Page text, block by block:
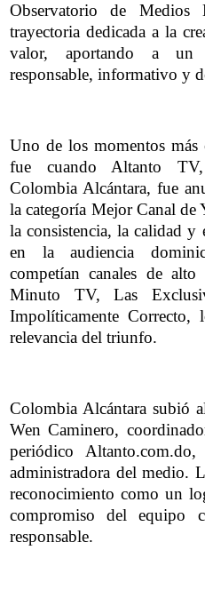
Observatorio de
trayectoria dedicada a la
valor, aportando a un
responsable, informativo y
Uno de los momentos
fue cuando Altanto
Colombia Alcántara, fue
la categoría Mejor Canal de
la consistencia, la calidad
en la audiencia
competían canales de
Minuto TV, Las
Impolíticamente
relevancia del triunfo.
Colombia Alcántara subió
Wen Caminero,
periódico
administradora del medio.
reconocimiento como un
compromiso del equipo
responsable.